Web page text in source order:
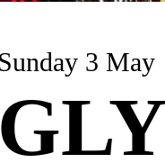
Sunday 3 May